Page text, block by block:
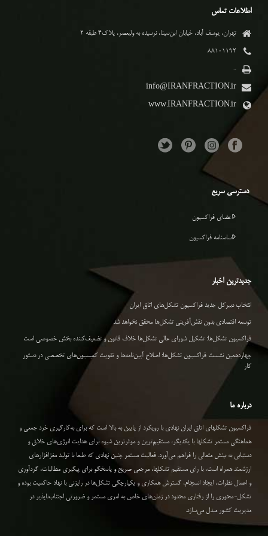
اطلاعات تماس
تهران، یوسف آباد، خیابان ابن‌سینا، نرسیده به ولیعصر، پلاک۴ طبقه ۲
۸۸۱۰۱۱۹۲
-
info@IRANFRACTION.ir
www.IRANFRACTION.ir
دسترسی سریع
اعضای فراکسیون
اساسنامه فراکسیون
جدیدترین اخبار
انتخاب دبیرکل جدید فراکسیون تشکل‌های اتاق ایران
توسعه اقتصادی بدون نقش‌آفرینی تشکل‌ها محقق نخواهد شد
فراکسیون تشکل‌ها: تشکیل شورای عالی تشکل‌ها خلاف قانون و تضعیف‌کننده بخش خصوصی است
چهاردهمین نشست فراکسیون تشکل‌ها: اصلاح آیین‌نامه‌ها و تقویت کمیسیون‌های تخصصی در دستور
کار
درباره ما
فراکسیون تشکلهای اتاق ایران نهادی با رویکرد از پایین به بالا است که برای به‌کارگیری خرد جمعی و
هماهنگی مستمر تشکلها با یکدیگر، مستقیم‌ترین و موثرترین شیوه برای هدایت انرژی‌های خلاق و
دستیابی به بینش متعالی را فراهم می‌آورد. فعالیت مستمر چنین نهادی که طبعا با تولید مغزافزارهای
ارزشمند همراه است، با رای مستقیم تشکلها، مرجعی صریح و پاسخگو برای پیگیری مطالبات، گردآوری
و اعمال نظرات، ایجاد انسجام، گسترش همکاری و یکپارچگی تشکل‌ها در رایزنی با نهاد حاکمیت بوده و
تشکل-محوری را از رفتاری محدود در زمان‌های خاص به امری مستمر و ضرورتی اجتناب‌ناپذیر در
مدیریت کشور مبدل می‌سازد.